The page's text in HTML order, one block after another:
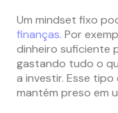
Um mindset fixo
finanças. Por
dinheiro suficiente
gastando tudo o
a investir. Esse
mantém preso em